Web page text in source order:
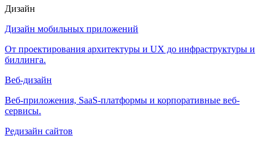
Дизайн
Дизайн мобильных приложений
От проектирования архитектуры и UX до инфраструктуры и
биллинга.
Веб-дизайн
Веб-приложения, SaaS-платформы и корпоративные веб-
сервисы.
Редизайн сайтов